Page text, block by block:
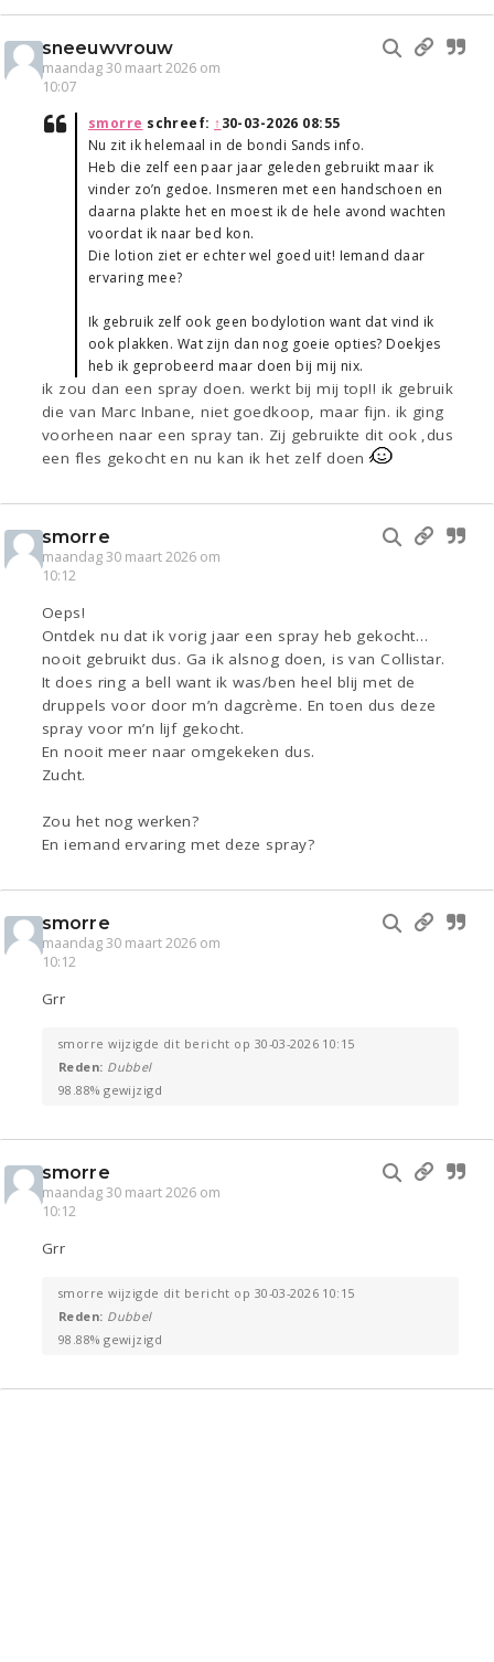
sneeuwvrouw
maandag 30 maart 2026 om
10:07
smorre schreef: ↑30-03-2026 08:55
Nu zit ik helemaal in de bondi Sands info.
Heb die zelf een paar jaar geleden gebruikt maar ik
vinder zo’n gedoe. Insmeren met een handschoen en
daarna plakte het en moest ik de hele avond wachten
voordat ik naar bed kon.
Die lotion ziet er echter wel goed uit! Iemand daar
ervaring mee?
Ik gebruik zelf ook geen bodylotion want dat vind ik
ook plakken. Wat zijn dan nog goeie opties? Doekjes
heb ik geprobeerd maar doen bij mij nix.
ik zou dan een spray doen. werkt bij mij top!! ik gebruik
die van Marc Inbane, niet goedkoop, maar fijn. ik ging
voorheen naar een spray tan. Zij gebruikte dit ook ,dus
een fles gekocht en nu kan ik het zelf doen
smorre
maandag 30 maart 2026 om
10:12
Oeps!
Ontdek nu dat ik vorig jaar een spray heb gekocht…
nooit gebruikt dus. Ga ik alsnog doen, is van Collistar.
It does ring a bell want ik was/ben heel blij met de
druppels voor door m’n dagcrème. En toen dus deze
spray voor m’n lijf gekocht.
En nooit meer naar omgekeken dus.
Zucht.
Zou het nog werken?
En iemand ervaring met deze spray?
smorre
maandag 30 maart 2026 om
10:12
Grr
smorre wijzigde dit bericht op 30-03-2026 10:15
Reden: Dubbel
98.88% gewijzigd
smorre
maandag 30 maart 2026 om
10:12
Grr
smorre wijzigde dit bericht op 30-03-2026 10:15
Reden: Dubbel
98.88% gewijzigd